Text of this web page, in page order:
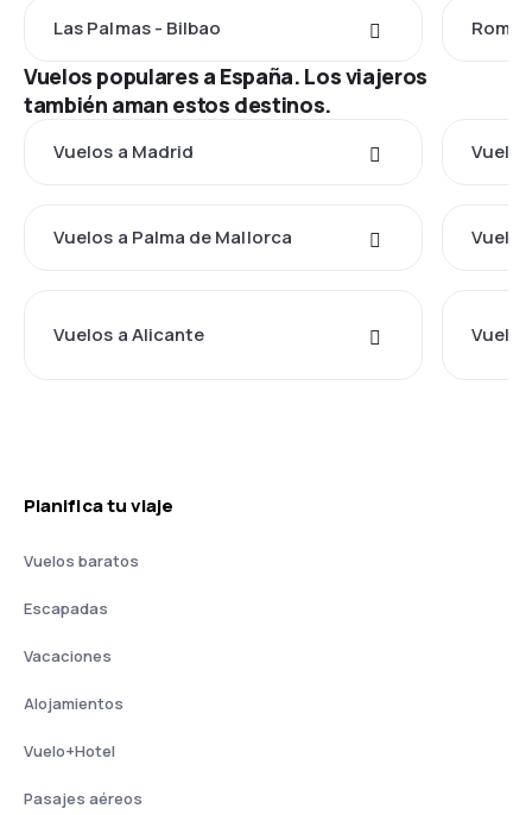
Las Palmas - Bilbao Roma
Vuelos populares a España. Los viajeros
también aman estos destinos.
Vuelos a Madrid
Vuelos a Palma de Mallorca
Vuelos a Alicante
Planifica tu viaje
Vuelos baratos
Escapadas
Vacaciones
Alojamientos
Vuelo+Hotel
Pasajes aéreos